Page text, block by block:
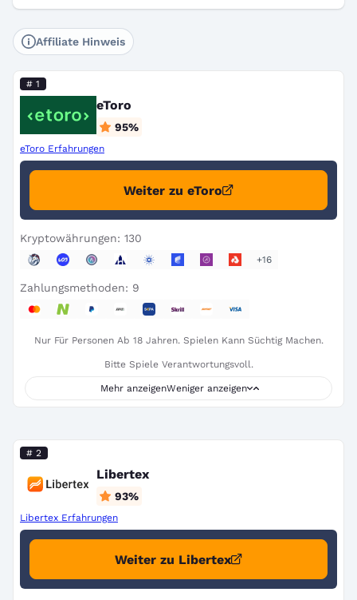
Affiliate Hinweis
# 1
eToro
95%
eToro Erfahrungen
Weiter zu eToro
Kryptowährungen: 130
+16
Zahlungsmethoden: 9
Nur Für Personen Ab 18 Jahren. Spielen Kann Süchtig Machen.
Bitte Spiele Verantwortungsvoll.
Mehr anzeigenWeniger anzeigen
# 2
Libertex
93%
Libertex Erfahrungen
Weiter zu Libertex